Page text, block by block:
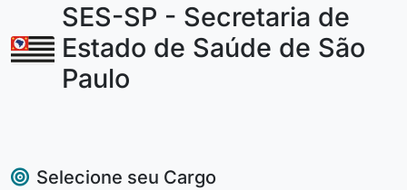
SES-SP - Secretaria de
Estado de Saúde de São
Paulo
Selecione seu Cargo